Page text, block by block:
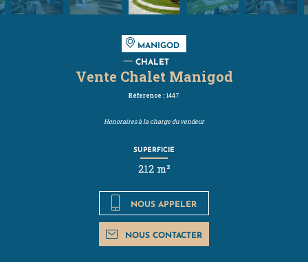
MANIGOD
CHALET
Vente Chalet Manigod
Réference : 1447
Honoraires à la charge du vendeur
SUPERFICIE
212 m²
NOUS APPELER
NOUS CONTACTER